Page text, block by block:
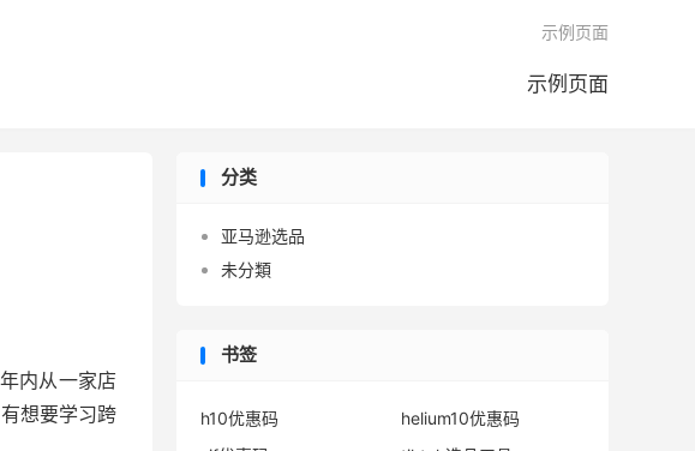
示例页面
示例页面
内从一家店
想要学习跨
分类
亚马逊选品
未分類
书签
h10优惠码
helium10优惠码